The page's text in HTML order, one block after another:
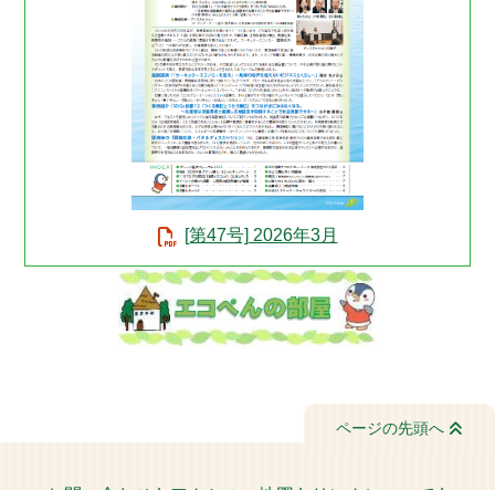
[第47号] 2026年3月
ページの先頭へ